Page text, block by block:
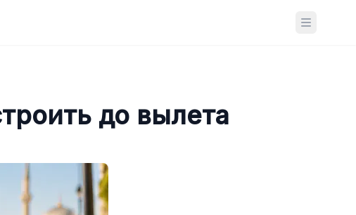
Open
до вылета